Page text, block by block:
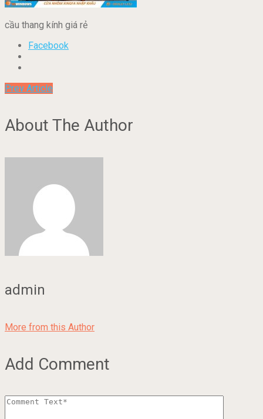
cầu thang kính giá rẻ
Facebook
Prev Article
About The Author
admin
More from this Author
Add Comment